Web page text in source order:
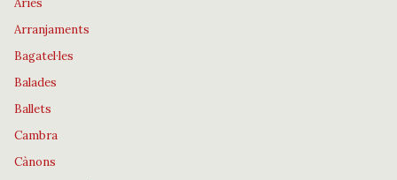
Àries
Arranjaments
Bagatel·les
Balades
Ballets
Cambra
Cànons